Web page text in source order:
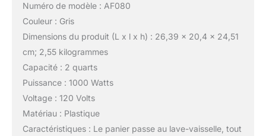
Numéro de modèle : AF080
Couleur : Gris
Dimensions du produit (L x l x h) : 26,39 x 20,4 x 24,51
cm; 2,55 kilogrammes
Capacité : 2 quarts
Puissance : 1000 Watts
Voltage : 120 Volts
Matériau : Plastique
Caractéristiques : Le panier passe au lave-vaisselle, tout